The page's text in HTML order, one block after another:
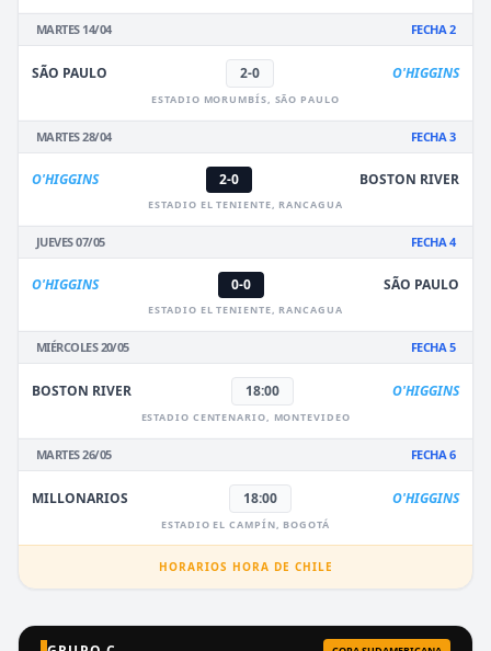
MARTES 14/04 FECHA 2
SÃO PAULO 2-0 O'HIGGINS
ESTADIO MORUMBÍS, SÃO PAULO
MARTES 28/04 FECHA 3
O'HIGGINS 2-0 BOSTON RIVER
ESTADIO EL TENIENTE, RANCAGUA
JUEVES 07/05 FECHA 4
O'HIGGINS 0-0 SÃO PAULO
ESTADIO EL TENIENTE, RANCAGUA
MIÉRCOLES 20/05 FECHA 5
BOSTON RIVER 18:00 O'HIGGINS
ESTADIO CENTENARIO, MONTEVIDEO
MARTES 26/05 FECHA 6
MILLONARIOS 18:00 O'HIGGINS
ESTADIO EL CAMPÍN, BOGOTÁ
HORARIOS HORA DE CHILE